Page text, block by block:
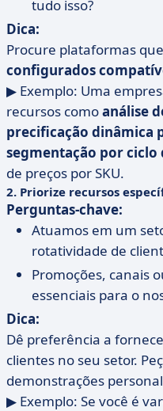
tudo isso?
Dica:
Procure plataformas
configurados
▶ Exemplo: Uma
recursos comoanálise
precificação dinâmica
segmentação por ciclo
de preços por SKU.
2. Priorize recursos
Perguntas-chave:
Atuamos em um
rotatividade de
Promoções, canais
essenciais para o
Dica:
Dê preferência a
clientes no seu setor.
demonstrações
▶ Exemplo: Se você é